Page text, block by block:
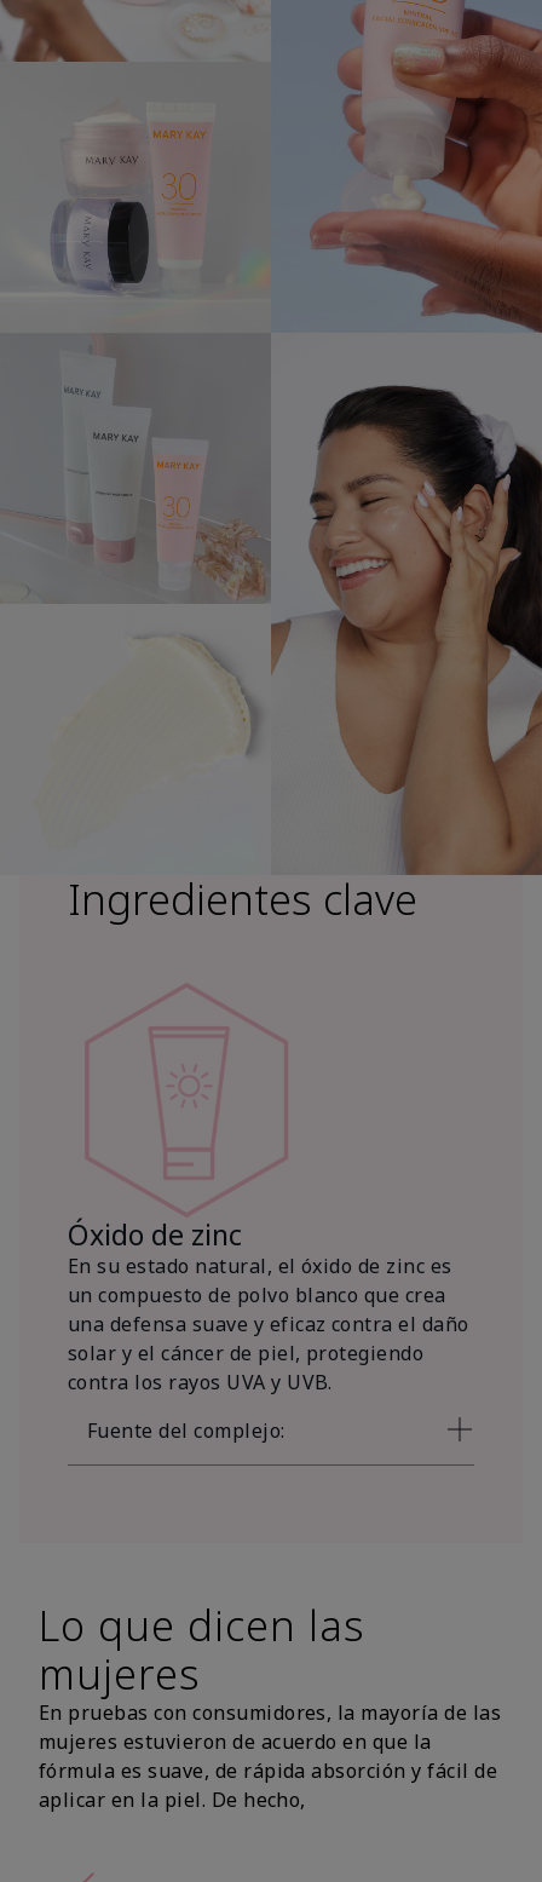
Ingredientes clave
Óxido de zinc
En su estado natural, el óxido de zinc es
un compuesto de polvo blanco que crea
una defensa suave y eficaz contra el daño
solar y el cáncer de piel, protegiendo
contra los rayos UVA y UVB.
Fuente del complejo:
Lo que dicen las
mujeres
En pruebas con consumidores, la mayoría de las
mujeres estuvieron de acuerdo en que la
fórmula es suave, de rápida absorción y fácil de
aplicar en la piel. De hecho,